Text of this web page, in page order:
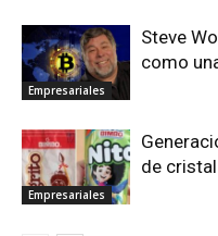
Empresariales
Steve
como
Empresariales
de